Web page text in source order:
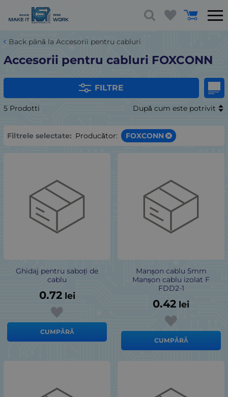
Back până la Accesorii pentru cabluri
Accesorii pentru cabluri FOXCONN
FILTRE
5 Prodotti După cum este potrivit
Filtrele selectate: Producător: FOXCONN
Ghidaj pentru saboți de
cablu
0.72 lei
CUMPĂRĂ
Manșon cablu 5mm
Manșon cablu izolat F
FDD2-1
0.42 lei
CUMPĂRĂ